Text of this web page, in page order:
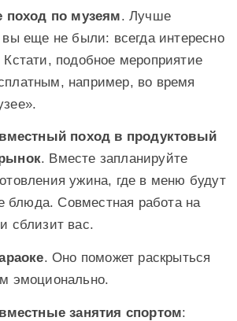
поход по музеям. Лучше
вы еще не были: всегда интересно
Кстати, подобное мероприятие
например, во время
поход в продуктовый
. Вместе запланируйте
ужина, где в меню будут
Совместная работа на
сблизит вас.
. Оно поможет раскрыться
эмоционально.
занятия спортом: